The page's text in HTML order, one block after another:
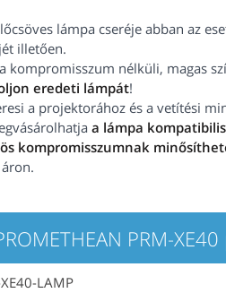
lámpa cseréje abban az
illetően.
kompromisszum nélküli, magas
eredeti lámpát!
a projektorához és a vetítési
a lámpa
kompromisszumnak
PRM-
LAMP